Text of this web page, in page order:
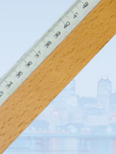
Dessin technique (DAO)
Maintenance informatique
Module OSE !